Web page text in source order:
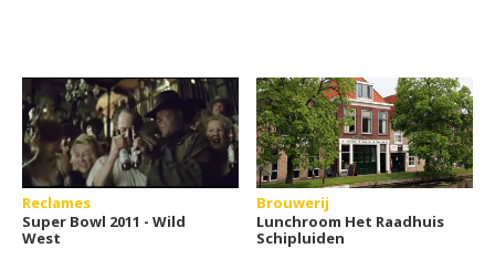
Reclames
Super Bowl 2011 - Wild
West
Brouwerij
Lunchroom Het Raadhuis
Schipluiden